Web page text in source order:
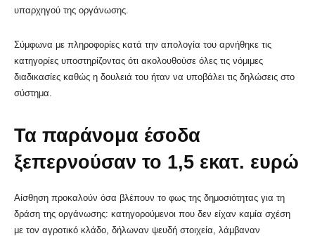
υπαρχηγού της οργάνωσης.
Σύμφωνα με πληροφορίες κατά την απολογία του αρνήθηκε τις
κατηγορίες υποστηρίζοντας ότι ακολουθούσε όλες τις νόμιμες
διαδικασίες καθώς η δουλειά του ήταν να υποβάλει τις δηλώσεις στο
σύστημα.
Τα παράνομα έσοδα
ξεπερνούσαν το 1,5 εκατ. ευρώ
Αίσθηση προκαλούν όσα βλέπουν το φως της δημοσιότητας για τη
δράση της οργάνωσης: κατηγορούμενοι που δεν είχαν καμία σχέση
με τον αγροτικό κλάδο, δήλωναν ψευδή στοιχεία, λάμβαναν